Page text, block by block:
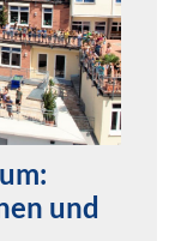
und